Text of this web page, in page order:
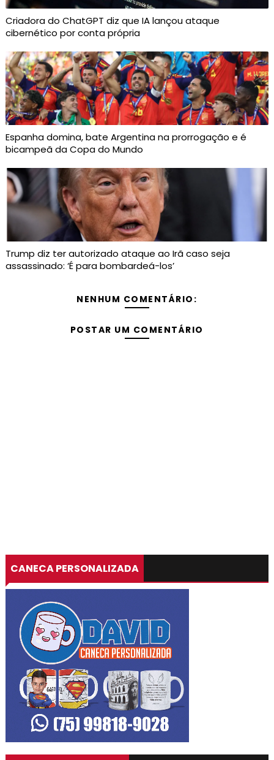
Criadora do ChatGPT diz que IA lançou ataque
cibernético por conta própria
Espanha domina, bate Argentina na prorrogação e é
bicampeã da Copa do Mundo
Trump diz ter autorizado ataque ao Irã caso seja
assassinado: ‘É para bombardeá-los’
NENHUM COMENTÁRIO:
POSTAR UM COMENTÁRIO
CANECA PERSONALIZADA